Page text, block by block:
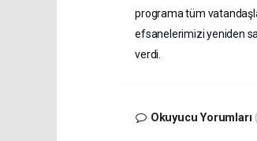
programa tüm
efsanelerimizi yeniden
verdi.
Okuyucu Yorumları